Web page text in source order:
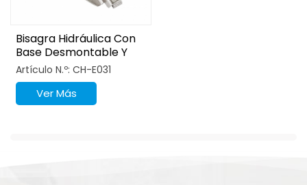
Bisagra Hidráulica Con
Base Desmontable Y
Niquelado En Forma De
Gancho 3D
Artículo N.º: CH-E031
Ver Más